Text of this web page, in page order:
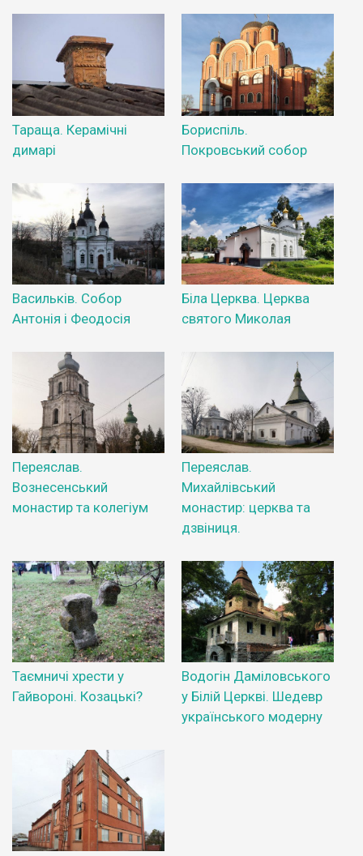
Тараща. Керамічні
димарі
Бориспіль.
Покровський собор
Васильків. Собор
Антонія і Феодосія
Біла Церква. Церква
святого Миколая
Переяслав.
Вознесенський
монастир та колегіум
Переяслав.
Михайлівський
монастир: церква та
дзвіниця.
Таємничі хрести у
Гайвороні. Козацькі?
Водогін Даміловського
у Білій Церкві. Шедевр
українського модерну